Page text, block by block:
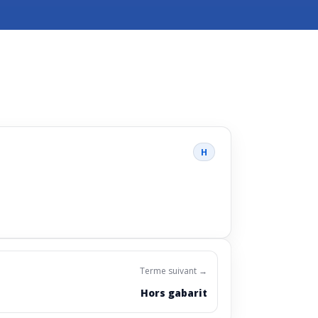
H
Terme suivant →
Hors gabarit